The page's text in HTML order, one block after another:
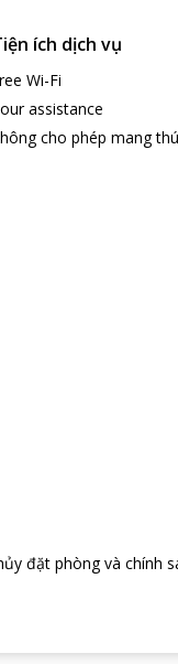
ích dịch vụ
Wi-Fi
assistance
cho phép mang
đặt phòng và chính